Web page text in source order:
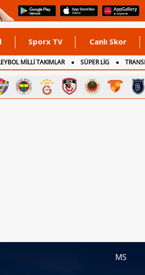
Sporx TV Canlı Skor
MİLLİ TAKIMLAR SÜPER LİG
MS